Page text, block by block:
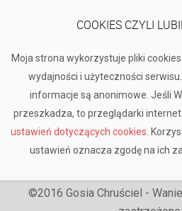
COOKIES CZYLI
Moja strona wykorzystuje pliki
wydajności i użyteczności
informacje są anonimowe. Jeśli
przeszkadza, to przeglądarki
ustawień dotyczących cookies .
ustawień oznacza zgodę na ich
©2016 Gosia Chruściel -